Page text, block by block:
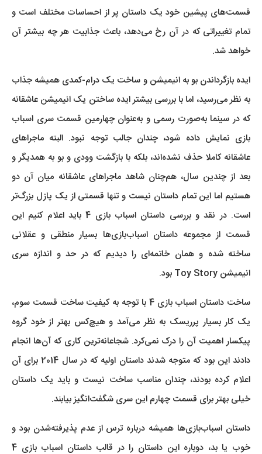
قسمت‌های پیشین خود یک داستان پر از احساسات مختلف است و
تمام تغییراتی که در آن رخ می‌دهد، باعث جذابیت هر چه بیشتر آن
خواهد شد.
ایده بازگرداندن بو به انیمیشن و ساخت یک درام-کمدی همیشه جذاب
به‌ نظر می‌رسید، اما با بررسی بیشتر ایده ساختن یک انیمیشن عاشقانه
که در سینما به‌صورت رسمی و به‌عنوان چهارمین قسمت سری اسباب
بازی نمایش داده شود، چندان جالب توجه نبود. البته ماجراهای
عاشقانه کاملا حذف نشده‌اند، بلکه با بازگشت وودی و بو به همدیگر و
بعد از چندین سال، هم‌چنان شاهد ماجراهای عاشقانه میان آن دو
هستیم اما این تمام داستان نیست و تنها قسمتی از یک پازل بزرگ‌تر
است. در نقد و بررسی داستان اسباب بازی 4 باید اعلام کنیم این
قسمت از مجموعه داستان اسباب‌بازی‌ها بسیار منطقی و عقلانی
ساخته شده و همان خاتمه‌ای را دیدیم که در حد و اندازه سری
انیمیشن Toy Story بود.
ساخت داستان اسباب بازی 4 با توجه به کیفیت ساخت قسمت سوم،
یک کار بسیار پرریسک به نظر می‌آمد و هیچ‌کس بهتر از خود گروه
پیکسار اهمیت آن را درک نمی‌کرد. شجاعانه‌ترین کاری که آن‌ها انجام
دادند این بود که متوجه شدند داستان اولیه که در سال 2014 برای آن
اعلام کرده بودند، چندان مناسب ساخت نیست و باید یک داستان
خیلی بهتر برای قسمت چهارم این سری شگفت‌انگیز بیابند.
داستان اسباب‌بازی‌ها همیشه درباره ترس از عدم پذیرفته‌شدن بود و
خوب یا بد، دوباره این داستان را در قالب داستان اسباب بازی 4